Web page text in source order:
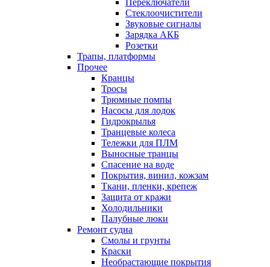
Переключатели
Стеклоочистители
Звуковые сигналы
Зарядка АКБ
Розетки
Трапы, платформы
Прочее
Кранцы
Тросы
Трюмные помпы
Насосы для лодок
Гидрокрылья
Транцевые колеса
Тележки для ПЛМ
Выносные транцы
Спасение на воде
Покрытия, винил, кожзам
Ткани, пленки, крепеж
Защита от кражи
Холодильники
Палубные люки
Ремонт судна
Смолы и грунты
Краски
Необрастающие покрытия